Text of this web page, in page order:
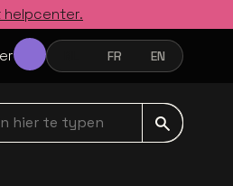
helpcenter.
NEDERLANDSFRANÇAIS
FR ENGLISH
EN
te typen navbar